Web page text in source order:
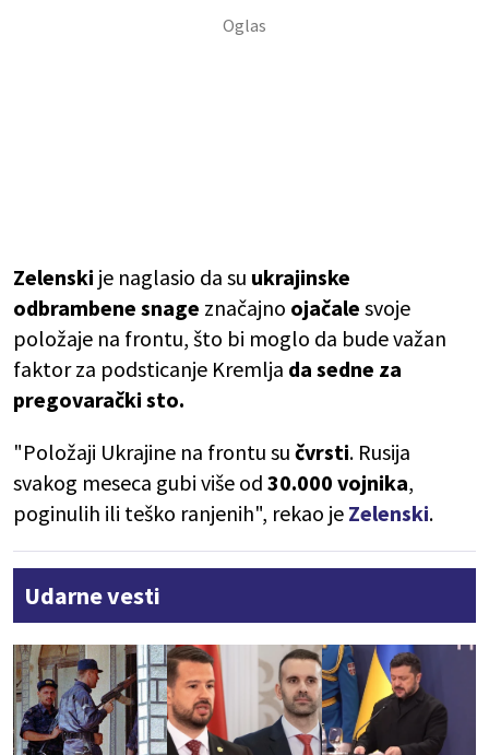
Zelenski je naglasio da su ukrajinske
odbrambene snage značajno ojačale svoje
položaje na frontu, što bi moglo da bude važan
faktor za podsticanje Kremlja da sedne za
pregovarački sto.
"Položaji Ukrajine na frontu su čvrsti. Rusija
svakog meseca gubi više od 30.000 vojnika,
poginulih ili teško ranjenih", rekao je Zelenski.
Udarne vesti